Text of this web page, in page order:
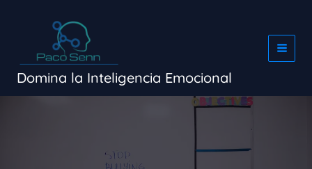
Domina la Inteligencia Emocional